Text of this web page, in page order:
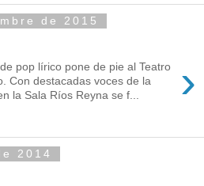
de 2015
›
pop lírico pone de pie al Teatro
Con destacadas voces de la
la Sala Ríos Reyna se f...
2014